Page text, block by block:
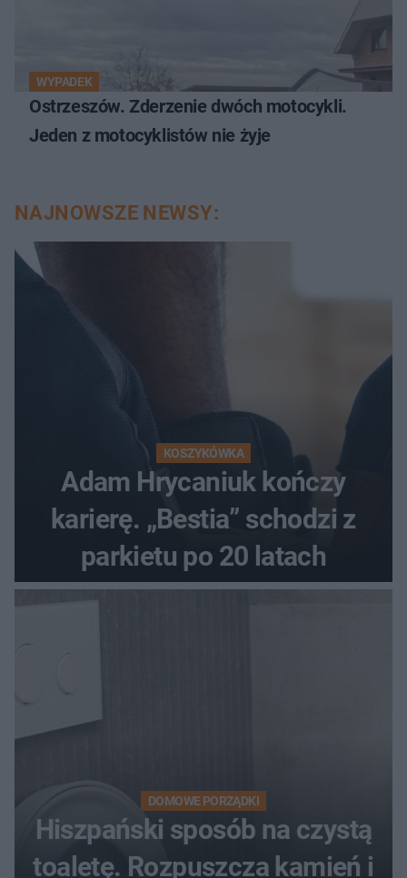
WYPADEK
Ostrzeszów. Zderzenie dwóch motocykli.
Jeden z motocyklistów nie żyje
NAJNOWSZE NEWSY:
KOSZYKÓWKA
Adam Hrycaniuk kończy
karierę. „Bestia” schodzi z
parkietu po 20 latach
DOMOWE PORZĄDKI
Hiszpański sposób na czystą
toaletę. Rozpuszcza kamień i